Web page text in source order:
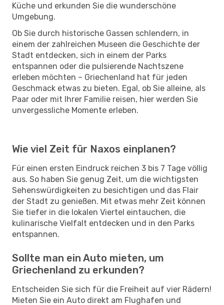
Küche und erkunden Sie die wunderschöne
Umgebung.
Ob Sie durch historische Gassen schlendern, in
einem der zahlreichen Museen die Geschichte der
Stadt entdecken, sich in einem der Parks
entspannen oder die pulsierende Nachtszene
erleben möchten – Griechenland hat für jeden
Geschmack etwas zu bieten. Egal, ob Sie alleine, als
Paar oder mit Ihrer Familie reisen, hier werden Sie
unvergessliche Momente erleben.
Wie viel Zeit für Naxos einplanen?
Für einen ersten Eindruck reichen 3 bis 7 Tage völlig
aus. So haben Sie genug Zeit, um die wichtigsten
Sehenswürdigkeiten zu besichtigen und das Flair
der Stadt zu genießen. Mit etwas mehr Zeit können
Sie tiefer in die lokalen Viertel eintauchen, die
kulinarische Vielfalt entdecken und in den Parks
entspannen.
Sollte man ein Auto mieten, um
Griechenland zu erkunden?
Entscheiden Sie sich für die Freiheit auf vier Rädern!
Mieten Sie ein Auto direkt am Flughafen und